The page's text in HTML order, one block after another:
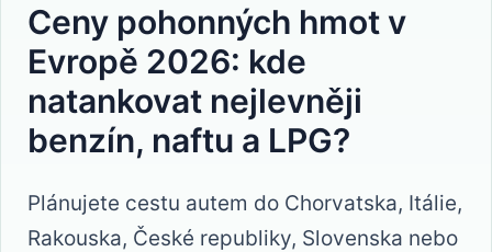
Ceny pohonných hmot v
Evropě 2026: kde
natankovat nejlevněji
benzín, naftu a LPG?
Plánujete cestu autem do Chorvatska, Itálie,
Rakouska, České republiky, Slovenska nebo